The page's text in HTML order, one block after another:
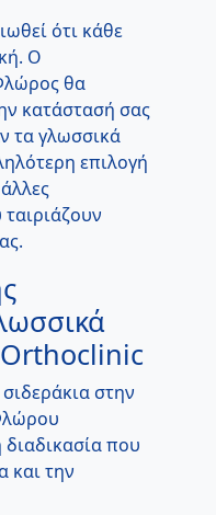
ότι κάθε
Ο
θα
κατάστασή σας
τα γλωσσικά
επιλογή
Orthoclinic
στην
που
και την